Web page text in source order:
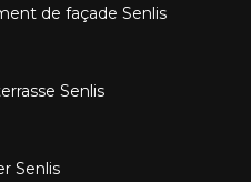
de façade Senlis
Senlis
Senlis